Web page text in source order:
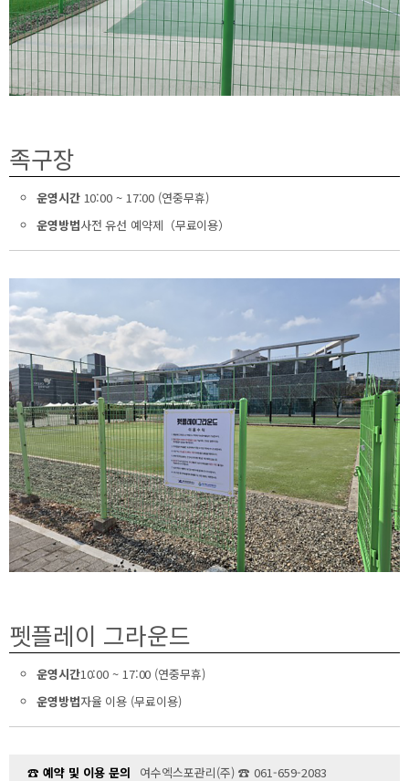
족구장
운영시간10:00 ~ 17:00 (연중무휴)
운영방법사전 유선 예약제（무료이용）
펫플레이 그라운드
운영시간10:00 ~ 17:00 (연중무휴)
운영방법자율 이용 (무료이용)
☎ 예약 및 이용 문의 여수엑스포관리(주) ☎ 061-659-2083